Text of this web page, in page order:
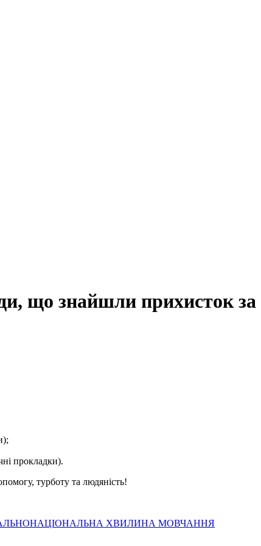
що знайшли прихисток за
прокладки).
турботу та людяність!
ХВИЛИНА МОВЧАННЯ